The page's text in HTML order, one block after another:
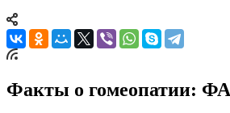
Факты о гомеопатии: